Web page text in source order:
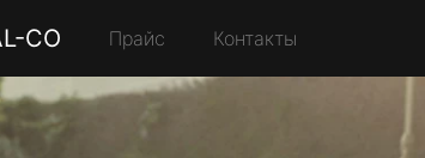
CO Прайс Контакты